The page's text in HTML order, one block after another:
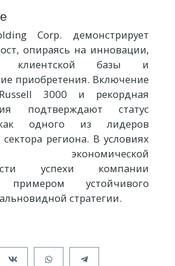
Corp. демонстрирует
опираясь на инновации,
клиентской базы и
приобретения. Включение
3000 и рекордная
подтверждают статус
одного из лидеров
региона. В условиях
экономической
успехи компании
примером устойчивого
стратегии.